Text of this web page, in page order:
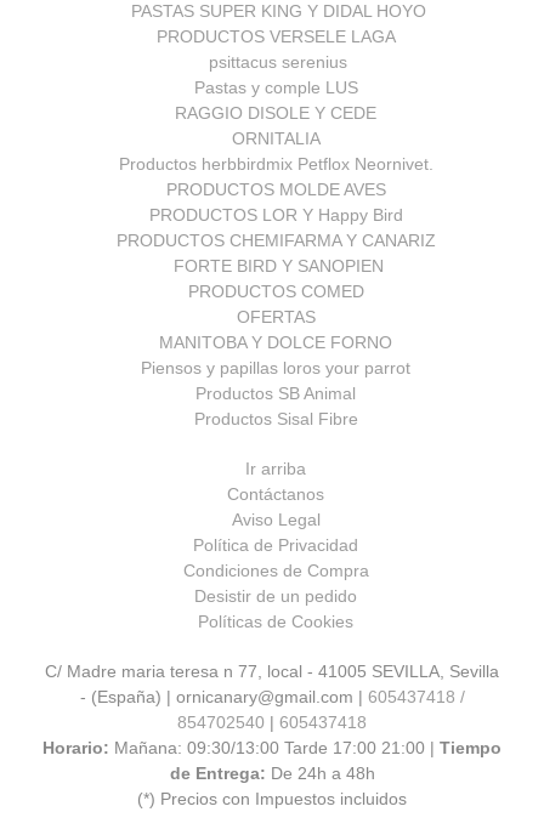
PASTAS SUPER KING Y DIDAL HOYO
PRODUCTOS VERSELE LAGA
psittacus serenius
Pastas y comple LUS
RAGGIO DISOLE Y CEDE
ORNITALIA
Productos herbbirdmix Petflox Neornivet.
PRODUCTOS MOLDE AVES
PRODUCTOS LOR Y Happy Bird
PRODUCTOS CHEMIFARMA Y CANARIZ
FORTE BIRD Y SANOPIEN
PRODUCTOS COMED
OFERTAS
MANITOBA Y DOLCE FORNO
Piensos y papillas loros your parrot
Productos SB Animal
Productos Sisal Fibre
Ir arriba
Contáctanos
Aviso Legal
Política de Privacidad
Condiciones de Compra
Desistir de un pedido
Políticas de Cookies
C/ Madre maria teresa n 77, local - 41005 SEVILLA, Sevilla
- (España) | ornicanary@gmail.com | 605437418 /
854702540 | 605437418
Horario: Mañana: 09:30/13:00 Tarde 17:00 21:00 | Tiempo
de Entrega: De 24h a 48h
(*) Precios con Impuestos incluidos